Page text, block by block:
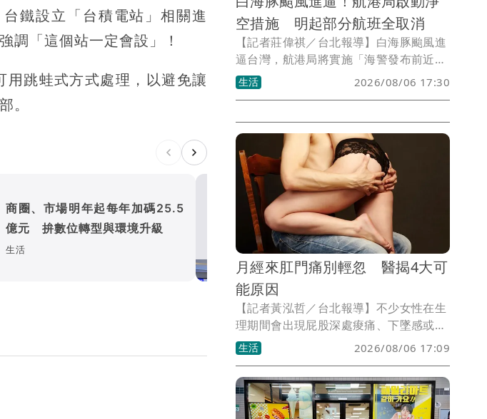
鐵設立「台積電站」相關進
調「這個站一定會設」！
跳蛙式方式處理，以避免讓
。
商圈、市場明年起每年加碼25.5
億元 拚數位轉型與環境升級
生活
白海豚颱風進逼！航港局啟
空措施 明起部分航班全取消
生活
空措施 明起部分航班全取消
【記者莊偉祺／台北報導】白海豚颱風進
逼台灣，航港局將實施「海警發布前近岸
12浬海域淨空措施」，籲請警戒區內船舶
及早駛離近岸12浬海域警戒區避風。同
停航，明起更有航線全取消的狀況。
生活 2026/08/06 17:30
月經來肛門痛別輕忽 醫揭4大可
能原因
【記者黃泓哲／台北報導】不少女性在生
理期間會出現屁股深處痠痛、下墜感或排
便不適，第一時間往往以為是痔瘡發作。
不過大腸直腸外科醫師張良實提醒，經期
出現肛門或臀部疼痛，不一定都是痔瘡造
成，背後可能與荷爾蒙變化、骨盆腔問題
或婦科疾病有關。
生活 2026/08/06 17:09